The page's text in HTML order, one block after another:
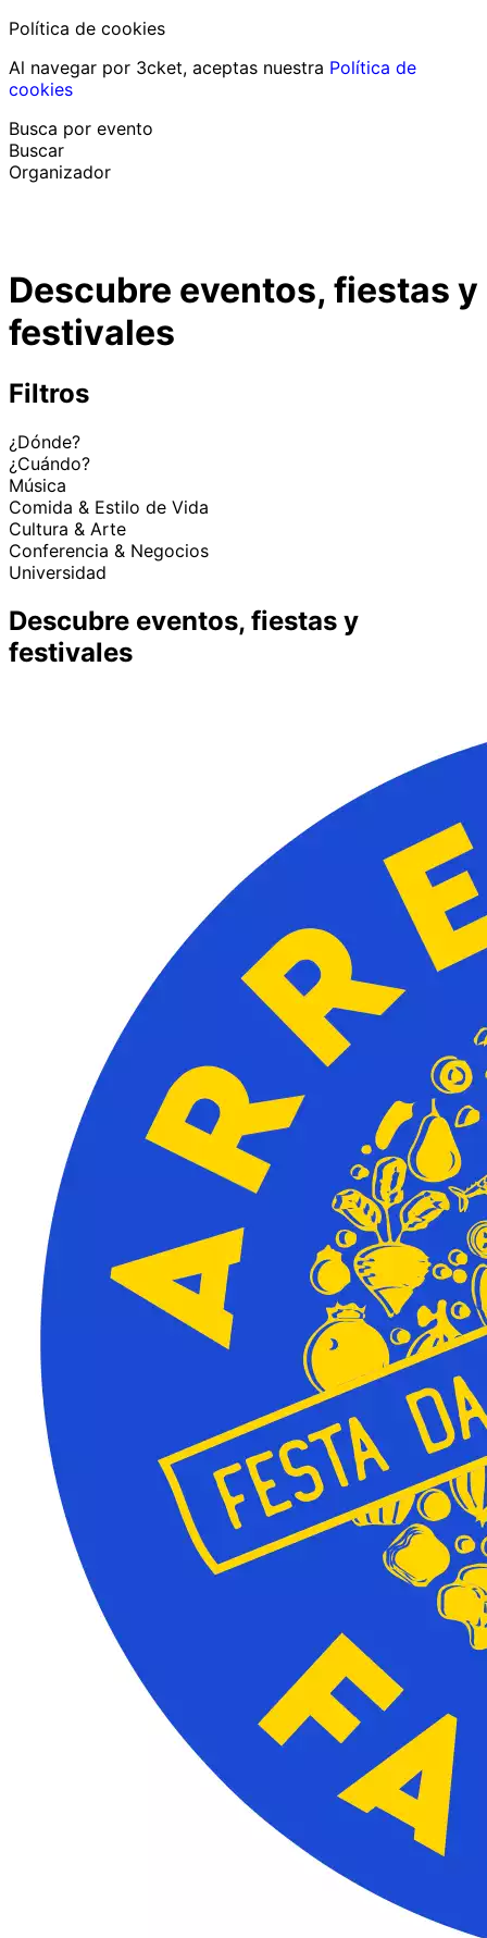
Política de cookies
Al navegar por 3cket, aceptas nuestra Política de
cookies
Busca por evento
Buscar
Organizador
Ayuda al participanteHe perdido mi entrada
LoginPromover evento
Descubre eventos, fiestas y
festivales
Filtros
¿Dónde?
¿Cuándo?
Música
Comida & Estilo de Vida
Cultura & Arte
Conferencia & Negocios
Universidad
Descubre eventos, fiestas y
festivales